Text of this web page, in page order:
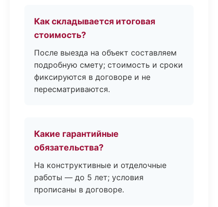
Как складывается итоговая
стоимость?
После выезда на объект составляем
подробную смету; стоимость и сроки
фиксируются в договоре и не
пересматриваются.
Какие гарантийные
обязательства?
На конструктивные и отделочные
работы — до 5 лет; условия
прописаны в договоре.